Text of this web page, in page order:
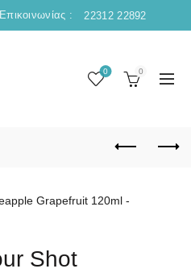
: 22312 22892
0 0
Shot